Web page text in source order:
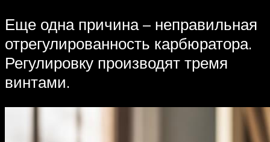
Еще одна причина – неправильная
отрегулированность карбюратора.
Регулировку производят тремя
винтами.